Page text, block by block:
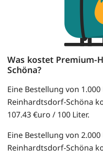
Was kostet Premium-
Schöna?
Eine Bestellung von
Reinhardtsdorf-Schöna
107.43 €uro / 100 Liter.
Eine Bestellung von
Reinhardtsdorf-Schöna